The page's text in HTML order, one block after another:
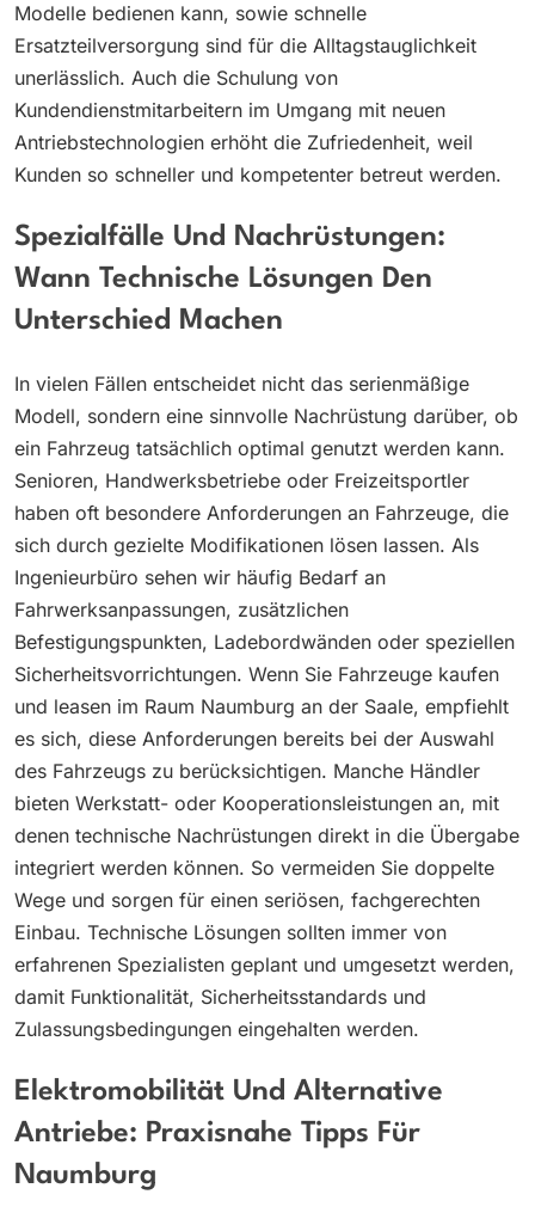
Modelle bedienen kann, sowie schnelle
Ersatzteilversorgung sind für die Alltagstauglichkeit
unerlässlich. Auch die Schulung von
Kundendienstmitarbeitern im Umgang mit neuen
Antriebstechnologien erhöht die Zufriedenheit, weil
Kunden so schneller und kompetenter betreut werden.
Spezialfälle Und Nachrüstungen:
Wann Technische Lösungen Den
Unterschied Machen
In vielen Fällen entscheidet nicht das serienmäßige
Modell, sondern eine sinnvolle Nachrüstung darüber, ob
ein Fahrzeug tatsächlich optimal genutzt werden kann.
Senioren, Handwerksbetriebe oder Freizeitsportler
haben oft besondere Anforderungen an Fahrzeuge, die
sich durch gezielte Modifikationen lösen lassen. Als
Ingenieurbüro sehen wir häufig Bedarf an
Fahrwerksanpassungen, zusätzlichen
Befestigungspunkten, Ladebordwänden oder speziellen
Sicherheitsvorrichtungen. Wenn Sie Fahrzeuge kaufen
und leasen im Raum Naumburg an der Saale, empfiehlt
es sich, diese Anforderungen bereits bei der Auswahl
des Fahrzeugs zu berücksichtigen. Manche Händler
bieten Werkstatt- oder Kooperationsleistungen an, mit
denen technische Nachrüstungen direkt in die Übergabe
integriert werden können. So vermeiden Sie doppelte
Wege und sorgen für einen seriösen, fachgerechten
Einbau. Technische Lösungen sollten immer von
erfahrenen Spezialisten geplant und umgesetzt werden,
damit Funktionalität, Sicherheitsstandards und
Zulassungsbedingungen eingehalten werden.
Elektromobilität Und Alternative
Antriebe: Praxisnahe Tipps Für
Naumburg